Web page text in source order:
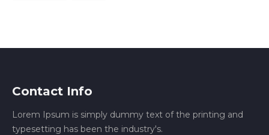
Contact Info
Lorem Ipsum is simply dummy text of the printing and
typesetting has been the industry's.